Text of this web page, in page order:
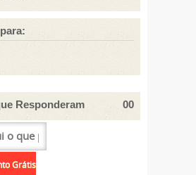
Responderam 00